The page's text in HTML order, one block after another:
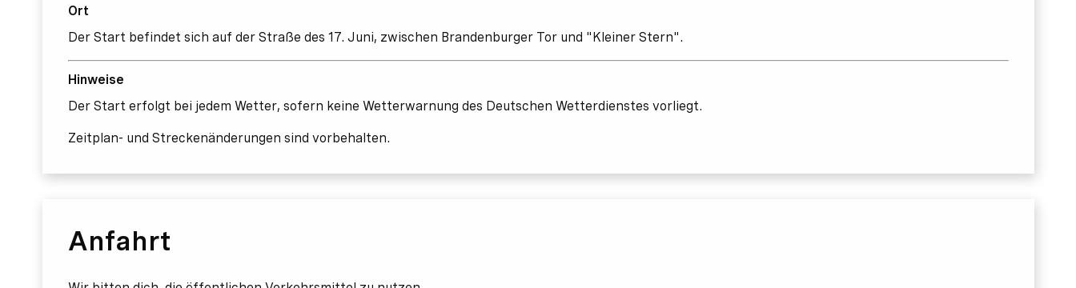
Ort
Der Start befindet sich auf der Straße des 17. Juni, zwischen Brandenburger Tor und "Kleiner Stern".
Hinweise
Der Start erfolgt bei jedem Wetter, sofern keine Wetterwarnung des Deutschen Wetterdienstes vorliegt.
Zeitplan- und Streckenänderungen sind vorbehalten.
Anfahrt